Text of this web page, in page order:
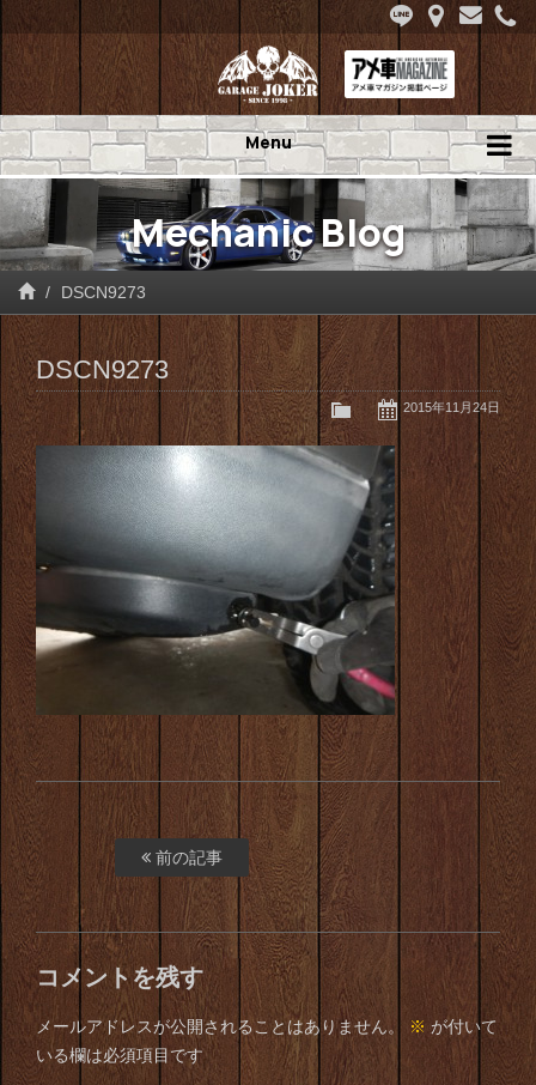
Menu
Mechanic Blog
DSCN9273
DSCN9273
2015年11月24日
前の記事
コメントを残す
メールアドレスが公開されることはありません。 ※ が付いて
いる欄は必須項目です